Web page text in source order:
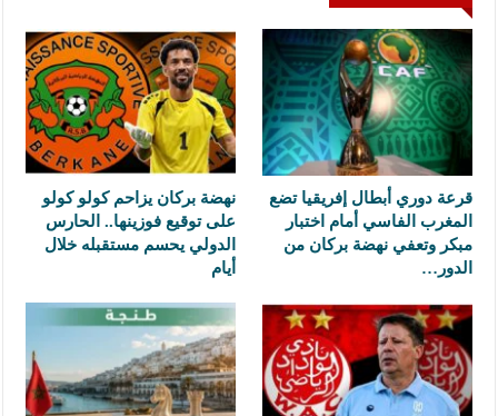
قرعة دوري أبطال إفريقيا تضع
المغرب الفاسي أمام اختبار
مبكر وتعفي نهضة بركان من
الدور…
نهضة بركان يزاحم كولو كولو
على توقيع فوزينها.. الحارس
الدولي يحسم مستقبله خلال
أيام